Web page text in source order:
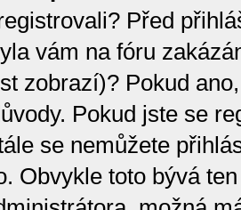
Před
vám na fóru
zobrazí)? Pokud
Pokud jste se
se nemůžete
Obvykle toto bývá